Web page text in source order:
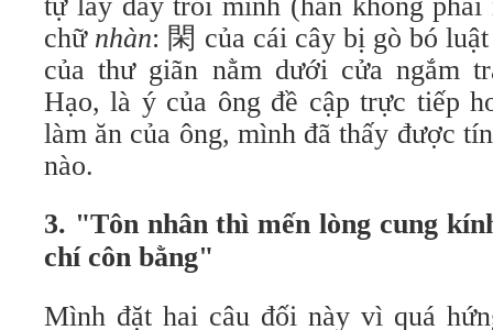
chữ nhàn: 閑 của cái cây bị gò bó
của thư giãn nằm dưới cửa ngắm
Hạo, là ý của ông đề cập trực tiếp
làm ăn của ông, mình đã thấy được
nào.
3. "Tôn nhân thì mến lòng cung
chí côn bằng"
Mình đặt hai câu đối này vì quá